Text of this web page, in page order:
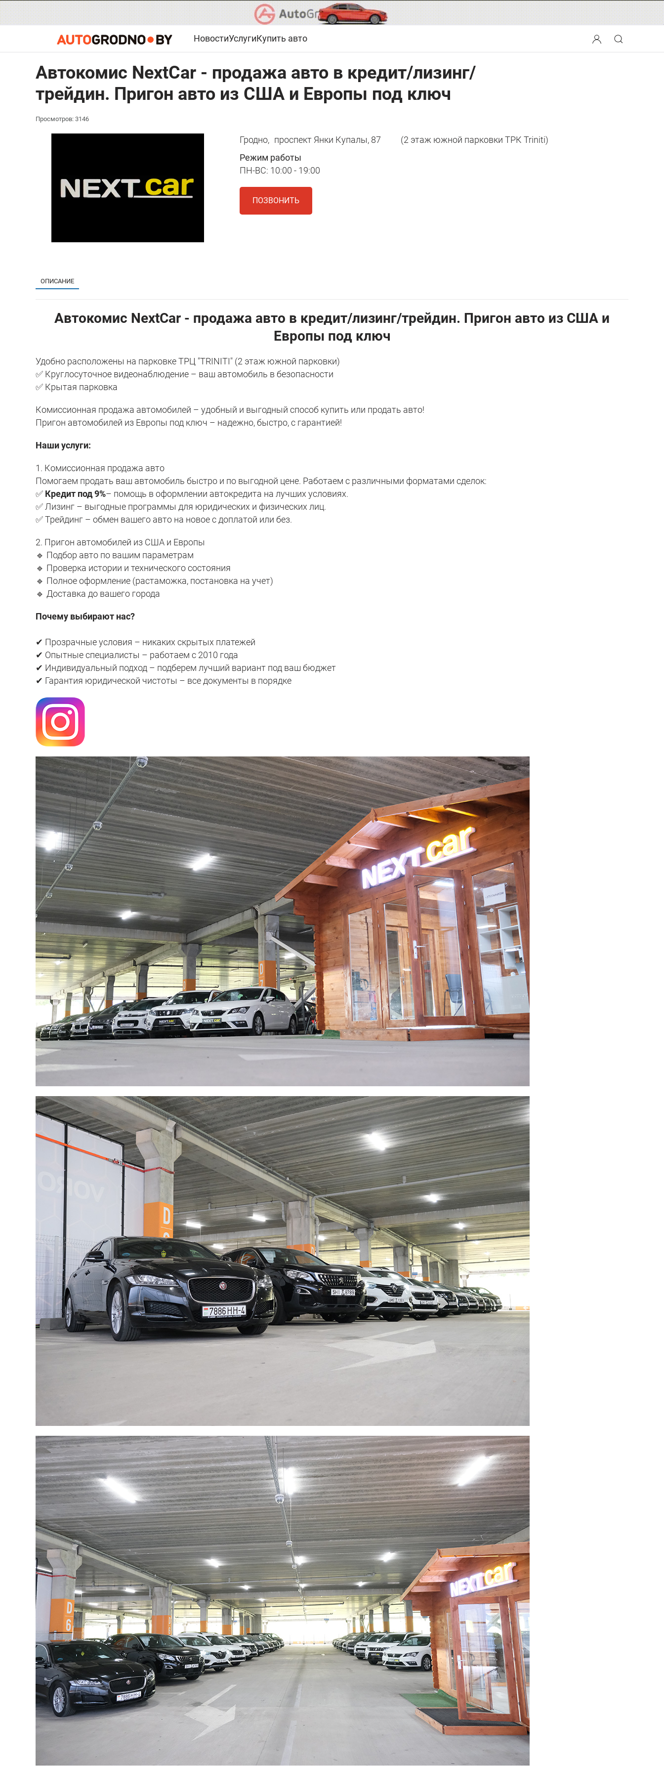
НовостиУслугиКупить авто
Автокомис NextCar - продажа авто в кредит/лизинг/
трейдин. Пригон авто из США и Европы под ключ
Просмотров: 3146
Гродно, проспект Янки Купалы, 87
(2 этаж южной парковки ТРК Triniti)
Режим работы
ПН-ВС: 10:00 - 19:00
ПОЗВОНИТЬ
ОПИСАНИЕ
Автокомис NextCar - продажа авто в кредит/лизинг/трейдин. Пригон авто из США и
Европы под ключ
Удобно расположены на парковке ТРЦ "TRINITI" (2 этаж южной парковки)
✅ Круглосуточное видеонаблюдение – ваш автомобиль в безопасности
✅ Крытая парковка
Комиссионная продажа автомобилей – удобный и выгодный способ купить или продать авто!
Пригон автомобилей из Европы под ключ – надежно, быстро, с гарантией!
Наши услуги:
1. Комиссионная продажа авто
Помогаем продать ваш автомобиль быстро и по выгодной цене. Работаем с различными форматами сделок:
✅ Кредит под 9%– помощь в оформлении автокредита на лучших условиях.
✅ Лизинг – выгодные программы для юридических и физических лиц.
✅ Трейдинг – обмен вашего авто на новое с доплатой или без.
2. Пригон автомобилей из США и Европы
🔹 Подбор авто по вашим параметрам
🔹 Проверка истории и технического состояния
🔹 Полное оформление (растаможка, постановка на учет)
🔹 Доставка до вашего города
Почему выбирают нас?
✔ Прозрачные условия – никаких скрытых платежей
✔ Опытные специалисты – работаем с 2010 года
✔ Индивидуальный подход – подберем лучший вариант под ваш бюджет
✔ Гарантия юридической чистоты – все документы в порядке